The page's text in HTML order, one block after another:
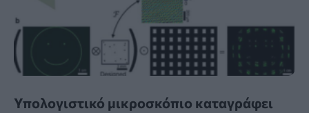
Υπολογιστικό μικροσκόπιο καταγράφει